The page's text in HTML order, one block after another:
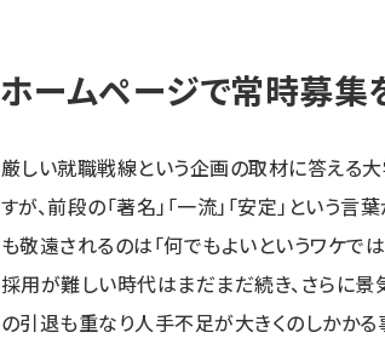
ホームページで常時募集
厳しい就職戦線という企画の取材に答える大
すが、前段の「著名」「一流」「安定」という
も敬遠されるのは「何でもよいというワケで
採用が難しい時代はまだまだ続き、さらに
の引退も重なり人手不足が大きくのしかかる